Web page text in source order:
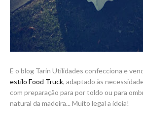
E o blog Tarin Utilidades confecciona e
estilo Food Truck, adaptado às
com preparação para por toldo ou para
natural da madeira... Muito legal a ideia!